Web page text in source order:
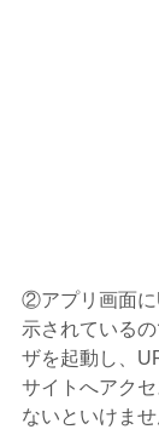
②アプリ画面に
示されている
ザを起動し、
サイトへアク
ないといけま